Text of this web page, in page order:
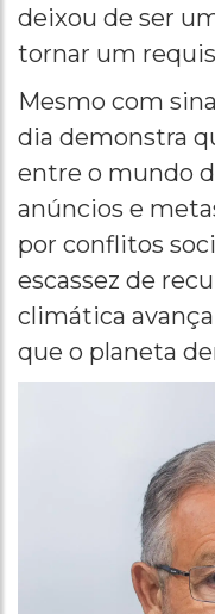
deixou de ser
tornar um
Mesmo com
dia demonstra
entre o mundo
anúncios e
por conflitos
escassez de
climática
que o planeta